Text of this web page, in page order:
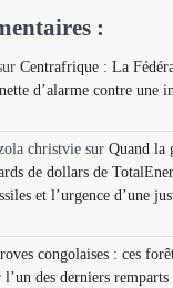
:
Centrafrique : La
d’alarme contre une
christvie surQuand la
de dollars de
et l’urgence d’une
congolaises : ces
des derniers